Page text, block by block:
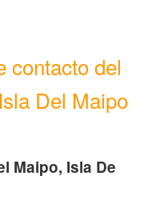
contacto del
Del Maipo
Maipo, Isla De